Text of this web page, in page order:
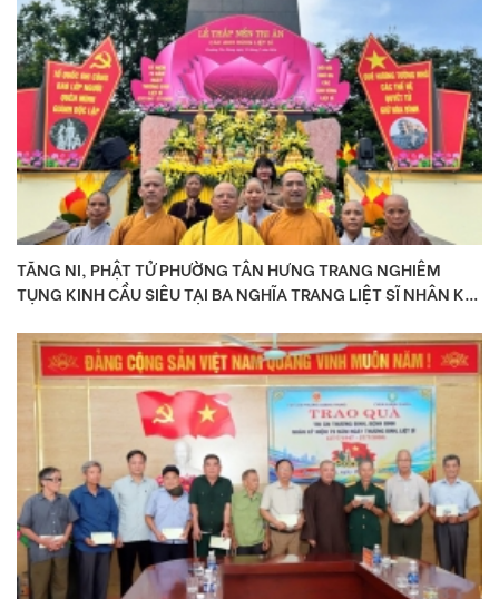
TĂNG NI, PHẬT TỬ PHƯỜNG TÂN HƯNG TRANG NGHIÊM
TỤNG KINH CẦU SIÊU TẠI BA NGHĨA TRANG LIỆT SĨ NHÂN KỶ